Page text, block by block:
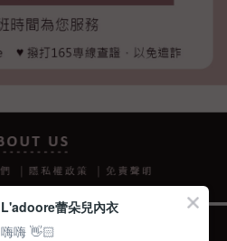
L'adoore蕾朵兒內衣
嗨嗨 👋🏻